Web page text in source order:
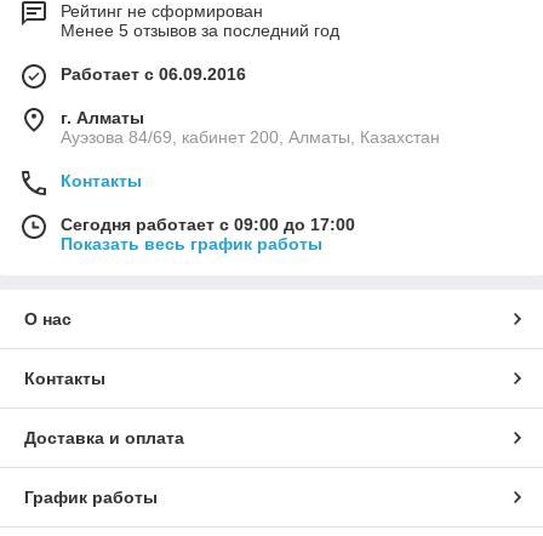
Рейтинг не сформирован
Менее 5 отзывов за последний год
Работает с 06.09.2016
г. Алматы
Ауэзова 84/69, кабинет 200, Алматы, Казахстан
Контакты
Сегодня работает с 09:00 до 17:00
Показать весь график работы
О нас
Контакты
Доставка и оплата
График работы